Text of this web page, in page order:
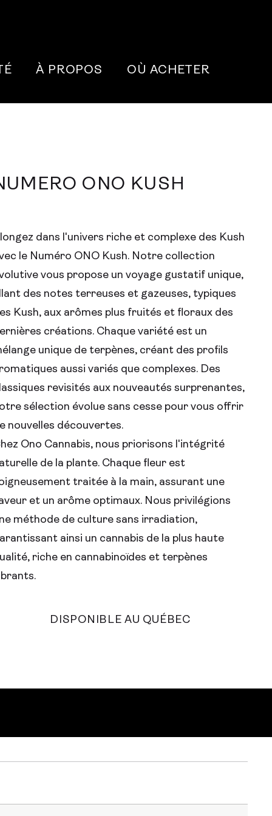
À PROPOS OÙ ACHETER
ONO KUSH
dans l'univers riche et complexe des Kush
le Numéro ONO Kush. Notre collection
vous propose un voyage gustatif unique,
des notes terreuses et gazeuses, typiques
Kush, aux arômes plus fruités et floraux des
créations. Chaque variété est un
unique de terpènes, créant des profils
aussi variés que complexes. Des
revisités aux nouveautés surprenantes,
sélection évolue sans cesse pour vous offrir
nouvelles découvertes.
Ono Cannabis, nous priorisons l'intégrité
de la plante. Chaque fleur est
traitée à la main, assurant une
et un arôme optimaux. Nous privilégions
méthode de culture sans irradiation,
ainsi un cannabis de la plus haute
riche en cannabinoïdes et terpènes
DISPONIBLE AU QUÉBEC